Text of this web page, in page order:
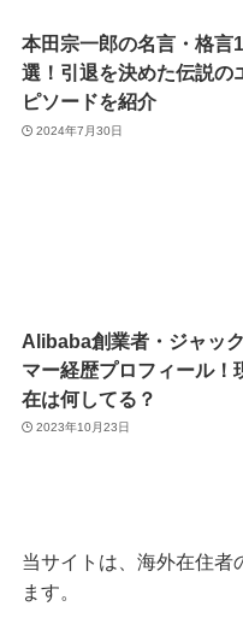
本田宗一郎の名言・格言
選！引退を決めた伝説の
ピソードを紹介
2024年7月30日
Alibaba創業者・ジャック
マー経歴プロフィール！
在は何してる？
2023年10月23日
当サイトは、海外在住者
ます。